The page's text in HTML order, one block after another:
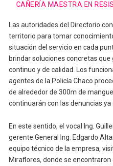
CAÑERÍA MAESTRA EN
Las autoridades del Directorio
territorio para tomar
situación del servicio en cada
brindar soluciones concretas
continuo y de calidad. Los
agentes de la Policía Chaco
de alrededor de 300m de
continuarán con las denuncias ya
En este sentido, el vocal Ing.
gerente General Ing. Edgardo
equipo técnico de la empresa,
Miraflores, donde se